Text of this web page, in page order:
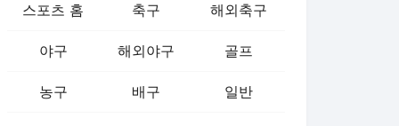
스포츠 홈 축구 해외축구
야구 해외야구 골프
농구 배구 일반